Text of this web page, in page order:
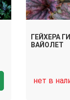
ГЕЙХЕРА
ВАЙОЛЕТ
нет в